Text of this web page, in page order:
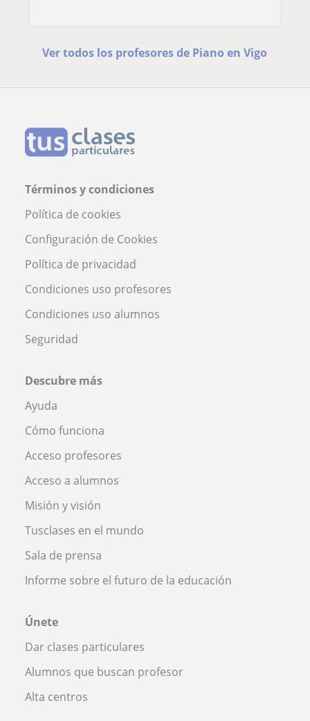
Ver todos los profesores de Piano en Vigo
Términos y condiciones
Política de cookies
Configuración de Cookies
Política de privacidad
Condiciones uso profesores
Condiciones uso alumnos
Seguridad
Descubre más
Ayuda
Cómo funciona
Acceso profesores
Acceso a alumnos
Misión y visión
Tusclases en el mundo
Sala de prensa
Informe sobre el futuro de la educación
Únete
Dar clases particulares
Alumnos que buscan profesor
Alta centros